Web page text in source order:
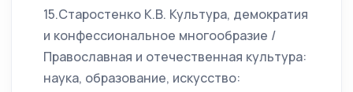
15.Старостенко К.В. Культура, демократия
и конфессиональное многообразие /
Православная и отечественная культура:
наука, образование, искусство: